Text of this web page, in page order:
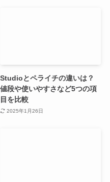
Studioとペライチの違いは？
値段や使いやすさなど5つの項
目を比較
2025年1月26日